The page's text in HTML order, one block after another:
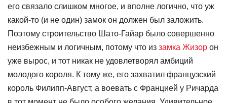
его связало слишком многое, и вполне логично, что уж
какой-то (и не один) замок он должен был заложить.
Поэтому строительство Шато-Гайар было совершенно
неизбежным и логичным, потому что из замка Жизор он
уже вырос, и тот никак не удовлетворял амбиций
молодого короля. К тому же, его захватил французский
король Филипп-Август, а воевать с Францией у Ричарда